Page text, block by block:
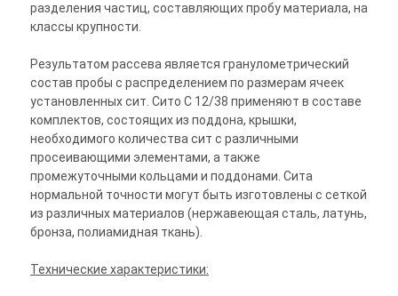
разделения частиц, составляющих пробу материала, на
классы крупности.
Результатом рассева является гранулометрический
состав пробы с распределением по размерам ячеек
установленных сит. Сито С 12/38 применяют в составе
комплектов, состоящих из поддона, крышки,
необходимого количества сит с различными
просеивающими элементами, а также
промежуточными кольцами и поддонами. Сита
нормальной точности могут быть изготовлены с сеткой
из различных материалов (нержавеющая сталь, латунь,
бронза, полиамидная ткань).
Технические характеристики: